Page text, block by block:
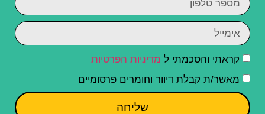
קראתי והסכמתי ל מדיניות הפרטיות
מאשר/ת קבלת דיוור וחומרים פרסומיים
שליחה